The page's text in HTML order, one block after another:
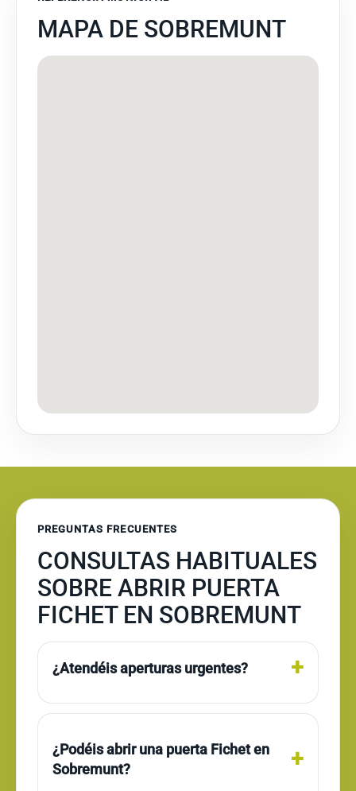
MAPA DE SOBREMUNT
PREGUNTAS FRECUENTES
CONSULTAS HABITUALES
SOBRE ABRIR PUERTA
FICHET EN SOBREMUNT
¿Atendéis aperturas urgentes?
¿Podéis abrir una puerta Fichet en
Sobremunt?